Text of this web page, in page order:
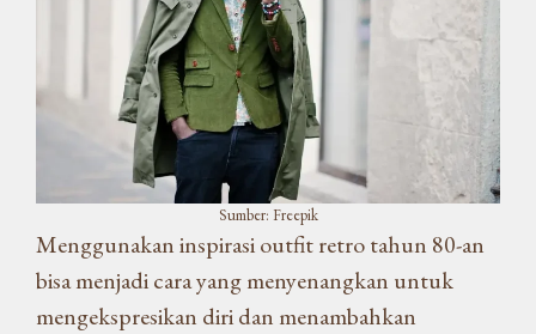
Sumber: Freepik
Menggunakan inspirasi outfit retro tahun 80-an
bisa menjadi cara yang menyenangkan untuk
mengekspresikan diri dan menambahkan